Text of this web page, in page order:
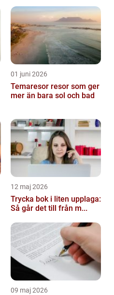
01 juni 2026
Temaresor resor som ger
mer än bara sol och bad
12 maj 2026
Trycka bok i liten upplaga:
Så går det till från m...
09 maj 2026